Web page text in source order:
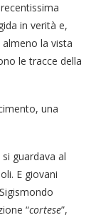
in verità e,
la vista
le tracce della
una
guardava al
E giovani
“cortese”,